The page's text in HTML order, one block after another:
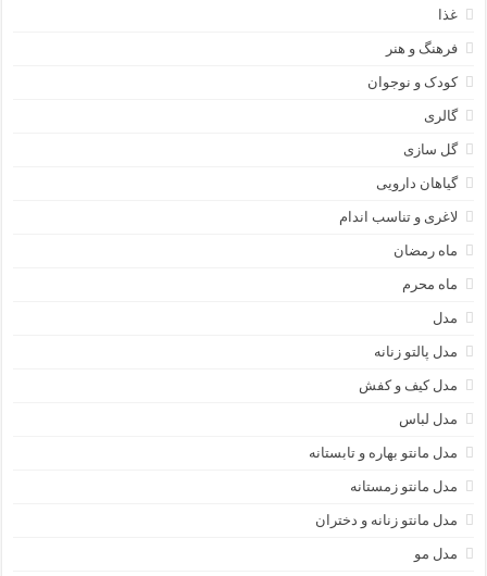
غذا
فرهنگ و هنر
کودک و نوجوان
گالری
گل سازی
گیاهان دارویی
لاغری و تناسب اندام
ماه رمضان
ماه محرم
مدل
مدل پالتو زنانه
مدل کیف و کفش
مدل لباس
مدل مانتو بهاره و تابستانه
مدل مانتو زمستانه
مدل مانتو زنانه و دختران
مدل مو